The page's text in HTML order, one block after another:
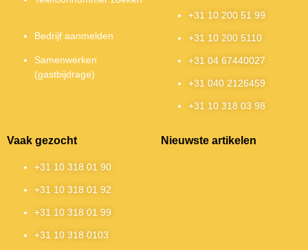
Bedrijf aanmelden
Samenwerken
(gastbijdrage)
+31 10 200 51 99
+31 10 200 5110
+31 04 67440027
+31 040 2126459
+31 10 318 03 98
Vaak gezocht
+31 10 318 01 90
+31 10 318 01 92
+31 10 318 01 99
+31 10 318 0103
Nieuwste artikelen